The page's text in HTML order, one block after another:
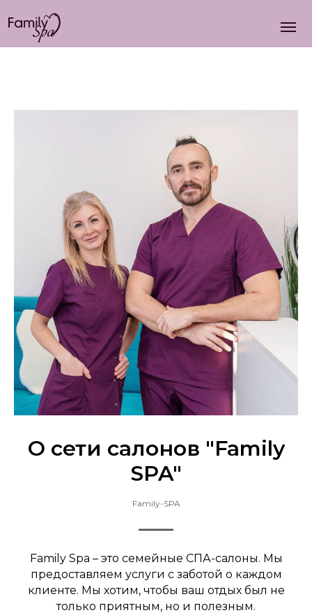
О сети салонов "Family
SPA"
Family-SPA
Family Spa – это семейные СПА-салоны. Мы
предоставляем услуги с заботой о каждом
клиенте. Мы хотим, чтобы ваш отдых был не
только приятным, но и полезным.